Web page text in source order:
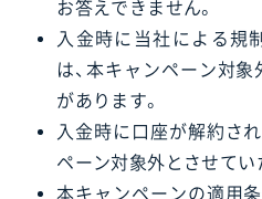
お答えできません。
入金時に当社による規
は、本キャンペーン対
があります。
入金時に口座が解約さ
ペーン対象外とさせてい
本キャンペーンの適用